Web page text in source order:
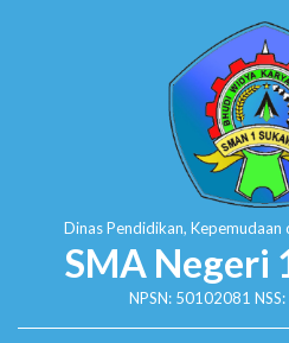
Dinas Pendidikan, Kepemudaan
SMA Negeri
NPSN: 50102081